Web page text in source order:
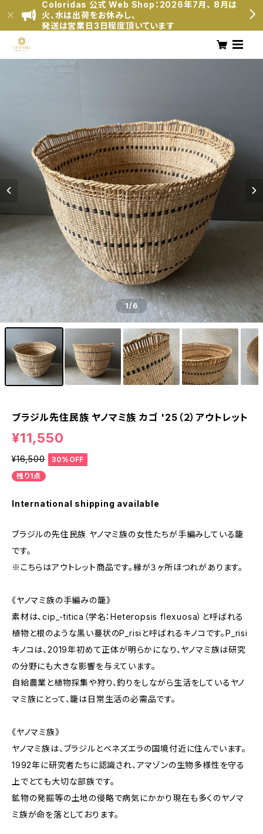
Coloridas 公式 Web Shop：2026年7月、 8月は
火、水は出荷をお休みし、
発送は営業日3日程度頂いています
1/6
ブラジル先住民族 ヤノマミ族 カゴ '25（２）アウトレット
¥11,550
¥16,500
30%OFF
残り1点
International shipping available
ブラジルの先住民族 ヤノマミ族の女性たちが手編みしている籠
です。
※こちらはアウトレット商品です。縁が３ヶ所ほつれがあります。
《ヤノマミ族の手編みの籠》
素材は、cip_-titica（学名：Heteropsis flexuosa）と呼ばれる
植物と根のような黒い蔓状のP_risiと呼ばれるキノコです。P_risi
キノコは、2019年初めて正体が明らかになり、ヤノマミ族は研究
の分野にも大きな影響を与えています。
自給農業と植物採集や狩り、釣りをしながら生活をしているヤノ
マミ族にとって、籠は日常生活の必需品です。
《ヤノマミ族》
ヤノマミ族は、ブラジルとベネズエラの国境付近に住んでいます。
1992年に研究者たちに認識され、アマゾンの生物多様性を守る
上でとても大切な部族です。
鉱物の発掘等の土地の侵略で病気にかかり現在も多くのヤノマ
ミ族が命を落としております。